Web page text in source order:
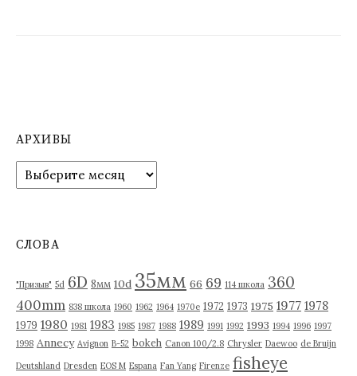
п
и
с
м
АРХИВЫ
р
в
СЛОВА
"Призыв" 5d 6D 8мм 10d 35мм 66 69 114 школа 360
400mm 838 школа 1960 1962 1964 1970е 1972 1973 1975 1977 1978
1979 1980 1981 1983 1985 1987 1988 1989 1991 1992 1993 1994 1996 1997
1998 Annecy Avignon B-52 bokeh Canon 100/2.8 Chrysler Daewoo de Bruijn
Deutshland Dresden EOS M Espana Fan Yang Firenze fisheye